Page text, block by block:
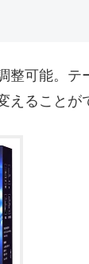
整可能。
えることが